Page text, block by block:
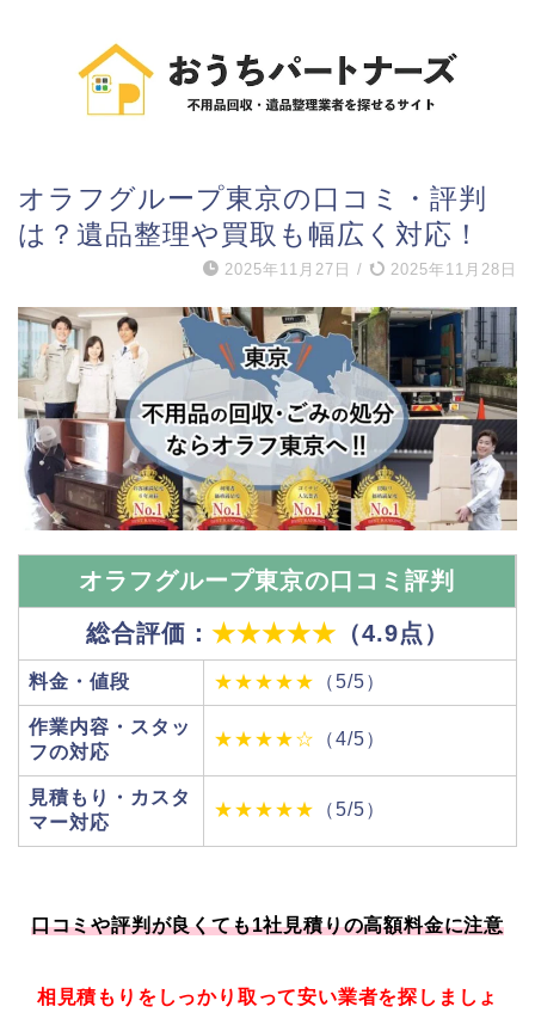
オラフグループ東京の口コミ・評判
は？遺品整理や買取も幅広く対応！
2025年11月27日 / 2025年11月28日
オラフグループ東京の口コミ評判
総合評価： ★★★★★ （4.9点）
料金・値段 ★★★★★ （5/5）
作業内容・スタッ
フの対応
★★★★☆ （4/5）
見積もり・カスタ
マー対応
★★★★★ （5/5）
口コミや評判が良くても1社見積りの高額料金に注意
相見積もりをしっかり取って安い業者を探しましょ